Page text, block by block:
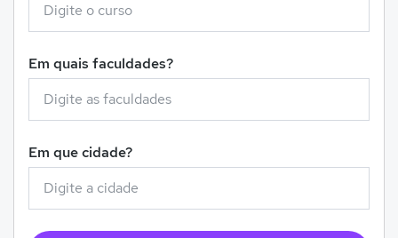
Em quais faculdades?
Em que cidade?